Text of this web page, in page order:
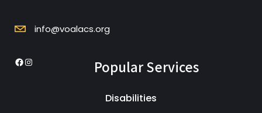
info@voalacs.org
Facebook
Instagram Popular Services
Disabilities